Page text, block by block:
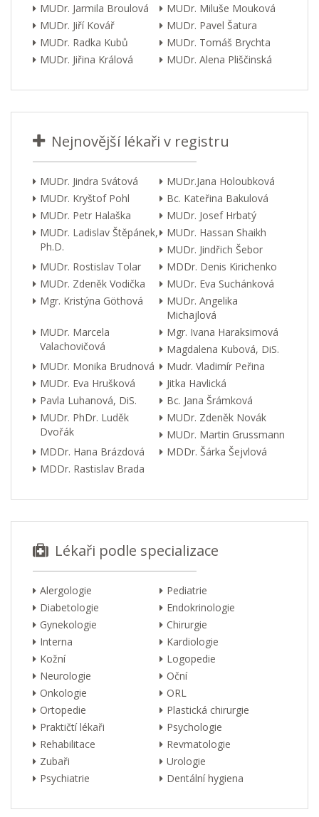
MUDr. Jarmila Broulová
MUDr. Miluše Mouková
MUDr. Jiří Kovář
MUDr. Pavel Šatura
MUDr. Radka Kubů
MUDr. Tomáš Brychta
MUDr. Jiřina Králová
MUDr. Alena Pliščinská
Nejnovější lékaři v registru
MUDr. Jindra Svátová
MUDr.Jana Holoubková
MUDr. Kryštof Pohl
Bc. Kateřina Bakulová
MUDr. Petr Halaška
MUDr. Josef Hrbatý
MUDr. Ladislav Štěpánek,
Ph.D.
MUDr. Hassan Shaikh
MUDr. Jindřich Šebor
MUDr. Rostislav Tolar
MDDr. Denis Kirichenko
MUDr. Zdeněk Vodička
MUDr. Eva Suchánková
Mgr. Kristýna Göthová
MUDr. Angelika
Michajlová
MUDr. Marcela
Valachovičová
Mgr. Ivana Haraksimová
Magdalena Kubová, DiS.
MUDr. Monika Brudnová
Mudr. Vladimír Peřina
MUDr. Eva Hrušková
Jitka Havlická
Pavla Luhanová, DiS.
Bc. Jana Šrámková
MUDr. PhDr. Luděk
Dvořák
MUDr. Zdeněk Novák
MUDr. Martin Grussmann
MDDr. Hana Brázdová
MDDr. Šárka Šejvlová
MDDr. Rastislav Brada
Lékaři podle specializace
Alergologie
Pediatrie
Diabetologie
Endokrinologie
Gynekologie
Chirurgie
Interna
Kardiologie
Kožní
Logopedie
Neurologie
Oční
Onkologie
ORL
Ortopedie
Plastická chirurgie
Praktičtí lékaři
Psychologie
Rehabilitace
Revmatologie
Zubaři
Urologie
Psychiatrie
Dentální hygiena